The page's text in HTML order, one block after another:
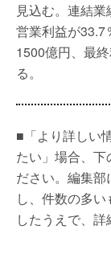
見込む。連結業
営業利益が33.7
1500億円、最
る。
■「より詳しい
たい」場合、下
ださい。編集部
し、件数の多
したうえで、詳